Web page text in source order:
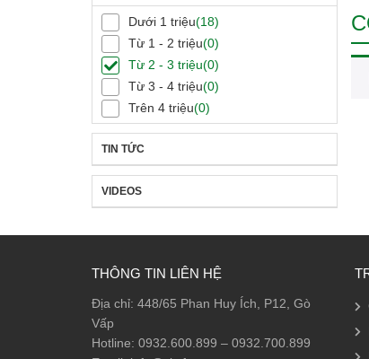
Dưới 1 triệu(18)
Từ 1 - 2 triệu(0)
Từ 2 - 3 triệu(0)
Từ 3 - 4 triệu(0)
Trên 4 triệu(0)
TIN TỨC
VIDEOS
THÔNG TIN LIÊN HỆ
Địa chỉ: 448/65 Phan Huy Ích, P12, Gò
Vấp
Hotline: 0932.600.899 – 0932.700.899